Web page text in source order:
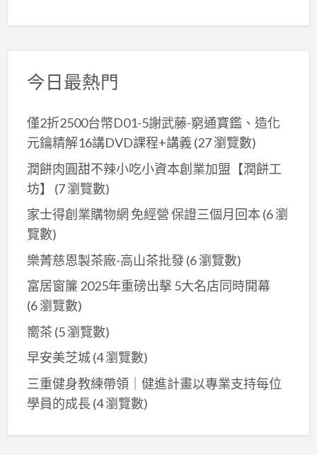
今日最熱門
僅2折2500台幣D01-5謝武藤-窮通寶鑑、造化
元鑰精解16講DVD課程+講義 (27 瀏覽數)
潤餅肉圓甜不辣小吃小資本創業加盟【潤餅工
坊】
(7 瀏覽數)
家士得創業購物網 免經營 保證三個月回本(6 瀏
覽數)
樂菁慈恩製茶廠-高山茶批發(6 瀏覽數)
富居窗簾 2025年重磅出擊 5大名店同時開幕
(6 瀏覽數)
嚮茶 (5 瀏覽數)
早安美芝城(4 瀏覽數)
三重健身教練帶領｜健進計畫以專業支持每位
學員的成長 (4 瀏覽數)